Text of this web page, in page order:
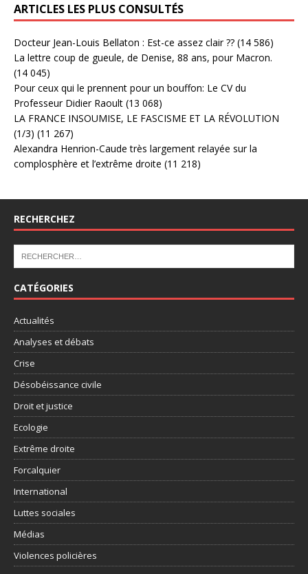
ARTICLES LES PLUS CONSULTÉS
Docteur Jean-Louis Bellaton : Est-ce assez clair ?? (14 586)
La lettre coup de gueule, de Denise, 88 ans, pour Macron.
(14 045)
Pour ceux qui le prennent pour un bouffon: Le CV du
Professeur Didier Raoult (13 068)
LA FRANCE INSOUMISE, LE FASCISME ET LA RÉVOLUTION
(1/3) (11 267)
Alexandra Henrion-Caude très largement relayée sur la
complosphère et l’extrême droite (11 218)
RECHERCHEZ
CATÉGORIES
Actualités
Analyses et débats
Crise
Désobéissance civile
Droit et justice
Ecologie
Extrême droite
Forcalquier
International
Luttes sociales
Médias
Violences policières